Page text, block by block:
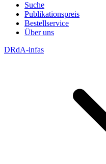
Suche
Publikationspreis
Bestellservice
Über uns
DRdA-infas